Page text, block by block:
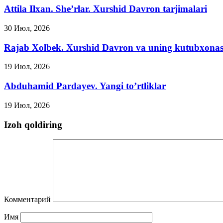
Attila Ilxan. She’rlar. Xurshid Davron tarjimalari
30 Июл, 2026
Rajab Xolbek. Xurshid Davron va uning
19 Июл, 2026
Abduhamid Pardayev. Yangi to’rtliklar
19 Июл, 2026
Izoh qoldiring
Комментарий
Имя